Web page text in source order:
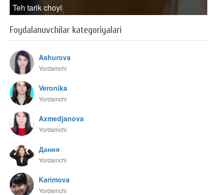
Teh tarik choyi
Foydalanuvchilar kategoriyalari
Ashurova
Yordamchi
Veronika
Yordamchi
Axmedjanova
Yordamchi
Дания
Yordamchi
Karimova
Yordamchi